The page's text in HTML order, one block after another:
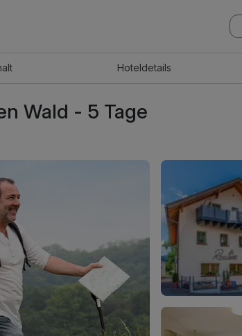
Hoteldetails
Wald - 5 Tage